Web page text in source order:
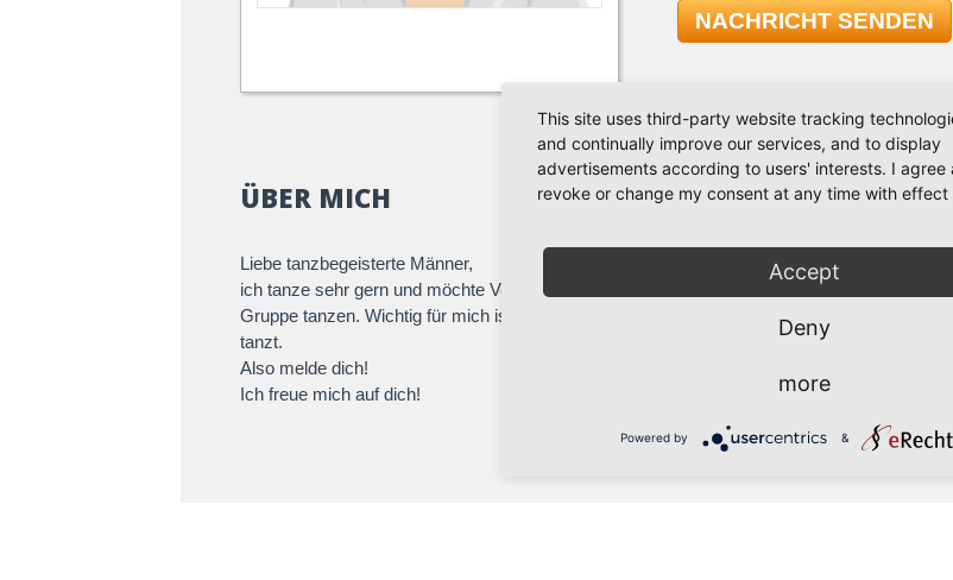
NACHRICHT SENDEN
ÜBER MICH
Liebe tanzbegeisterte Männer,
ich tanze sehr gern und möchte Veranstaltungen besuchen oder auch gemeinsam in einer
Gruppe tanzen. Wichtig für mich ist,dass du niveauvoll und NR bist,Humor hast und gern
tanzt.
Also melde dich!
Ich freue mich auf dich!
This site uses third-party website tracking
and continually improve our services, and to display
advertisements according to users' interests. I agree
revoke or change my consent at any time with
Accept
Deny
more
Powered by &